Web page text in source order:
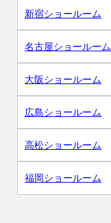
新宿ショールーム
名古屋ショールーム
大阪ショールーム
広島ショールーム
高松ショールーム
福岡ショールーム